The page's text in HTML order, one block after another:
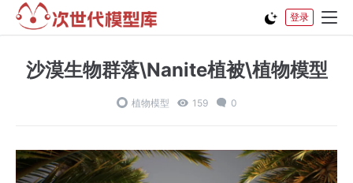
登录
沙漠生物群落\Nanite植被\植物模型
植物模型 159 0